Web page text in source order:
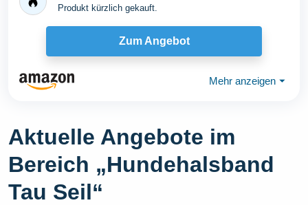
Produkt kürzlich gekauft.
Zum Angebot
Mehr anzeigen ⏷
Aktuelle Angebote im
Bereich „Hundehalsband
Tau Seil“